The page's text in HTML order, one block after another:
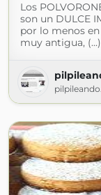
Los
son un DULCE
por lo menos en
muy antigua, (...)